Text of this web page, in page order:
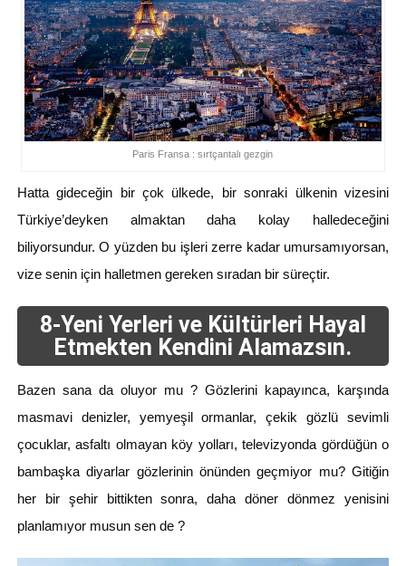
Paris Fransa : sırtçantalı gezgin
Hatta gideceğin bir çok ülkede, bir sonraki ülkenin vizesini
Türkiye’deyken almaktan daha kolay halledeceğini
biliyorsundur. O yüzden bu işleri zerre kadar umursamıyorsan,
vize senin için halletmen gereken sıradan bir süreçtir.
8-Yeni Yerleri ve Kültürleri Hayal
Etmekten Kendini Alamazsın.
Bazen sana da oluyor mu ? Gözlerini kapayınca, karşında
masmavi denizler, yemyeşil ormanlar, çekik gözlü sevimli
çocuklar, asfaltı olmayan köy yolları, televizyonda gördüğün o
bambaşka diyarlar gözlerinin önünden geçmiyor mu? Gitiğin
her bir şehir bittikten sonra, daha döner dönmez yenisini
planlamıyor musun sen de ?